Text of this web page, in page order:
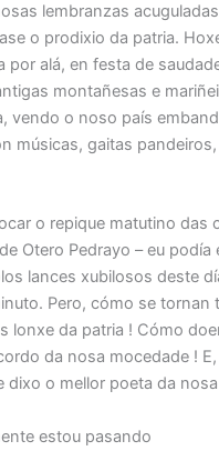
lembranzas
o prodixio da patria.
por alá, en festa de
montañesas e
vendo o noso país
músicas, gaitas
o repique matutino das
Otero Pedrayo – eu podía
lances xubilosos deste
Pero, cómo se tornan
lonxe da patria ! Cómo
da nosa mocedade !
dixo o mellor poeta da
estou pasando